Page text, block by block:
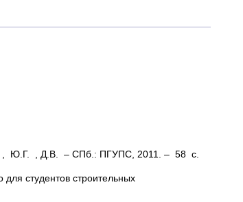
, Ю.Г. , Д.В. – СПб.: ПГУПС, 2011. – 58 с.
студентов строительных